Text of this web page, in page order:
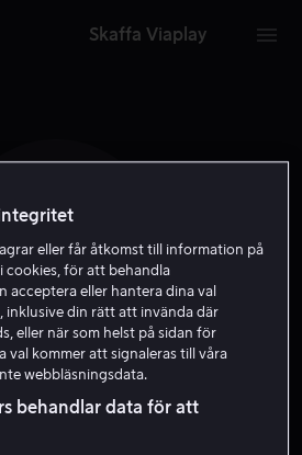
Skaffa Viaplay
N B
Boshier
eller får åtkomst till information på
cookies, för att behandla
acceptera eller hantera dina val
inklusive din rätt att invända där
eller när som helst på sidan för
val kommer att signaleras till våra
webbläsningsdata.
behandlar data för att